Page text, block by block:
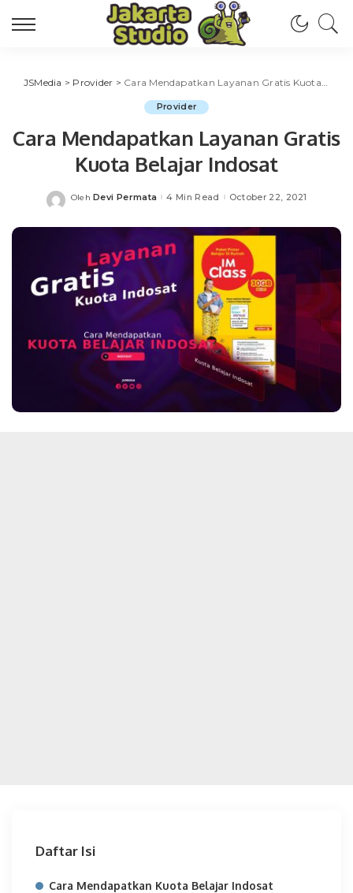
JSMedia > Provider > Cara Mendapatkan Layanan Gratis Kuota Belajar Indosat
Provider
Cara Mendapatkan Layanan Gratis
Kuota Belajar Indosat
Posted
Oleh Devi Permata 4 Min Read October 22, 2021
Daftar Isi
Cara Mendapatkan Kuota Belajar Indosat